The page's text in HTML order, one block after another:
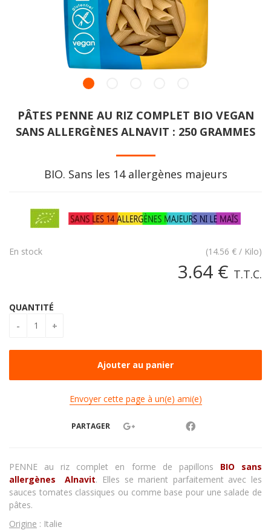
PÂTES PENNE AU RIZ COMPLET BIO VEGAN
SANS ALLERGÈNES ALNAVIT : 250 GRAMMES
BIO. Sans les 14 allergènes majeurs
(14.56 € / Kilo)
3.64 € T.T.C.
En stock
QUANTITÉ
Envoyer cette page à un(e) ami(e)
PARTAGER
PENNE au riz complet en forme de papillons BIO sans
allergènes Alnavit. Elles se marient parfaitement avec les
sauces tomates classiques ou comme base pour une salade de
pâtes.
Origine : Italie